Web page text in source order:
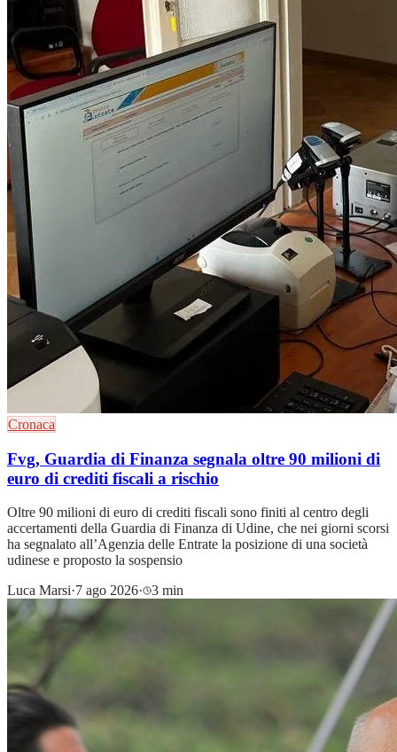
Cronaca
Fvg, Guardia di Finanza segnala oltre 90 milioni di
euro di crediti fiscali a rischio
Oltre 90 milioni di euro di crediti fiscali sono finiti al centro degli
accertamenti della Guardia di Finanza di Udine, che nei giorni scorsi
ha segnalato all’Agenzia delle Entrate la posizione di una società
udinese e proposto la sospensio
Luca Marsi·7 ago 2026· 3 min